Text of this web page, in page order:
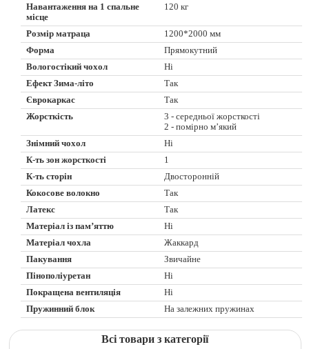
Навантаження на 1 спальне
місце
120 кг
Розмір матраца
1200*2000 мм
Форма
Прямокутний
Вологостікий чохол
Ні
Ефект Зима-літо
Так
Єврокаркас
Так
Жорсткість
3 - середньої жорсткості
2 - помірно м’який
Знімний чохол
Ні
К-ть зон жорсткості
1
К-ть сторін
Двосторонній
Кокосове волокно
Так
Латекс
Так
Матеріал із пам’яттю
Ні
Матеріал чохла
Жаккард
Пакування
Звичайне
Пінополіуретан
Ні
Покращена вентиляція
Ні
Пружинний блок
На залежних пружинах
Всі товари з категорії